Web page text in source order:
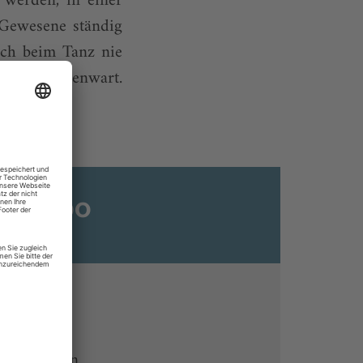
ständig
beim Tanz nie
Gegenwart.
Abo